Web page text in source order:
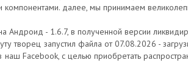
далее, мы принимаем
- 1.6.7, в полученной версии
творец запустил файла от 07.08.2026 -
Facebook, с целью приобретать